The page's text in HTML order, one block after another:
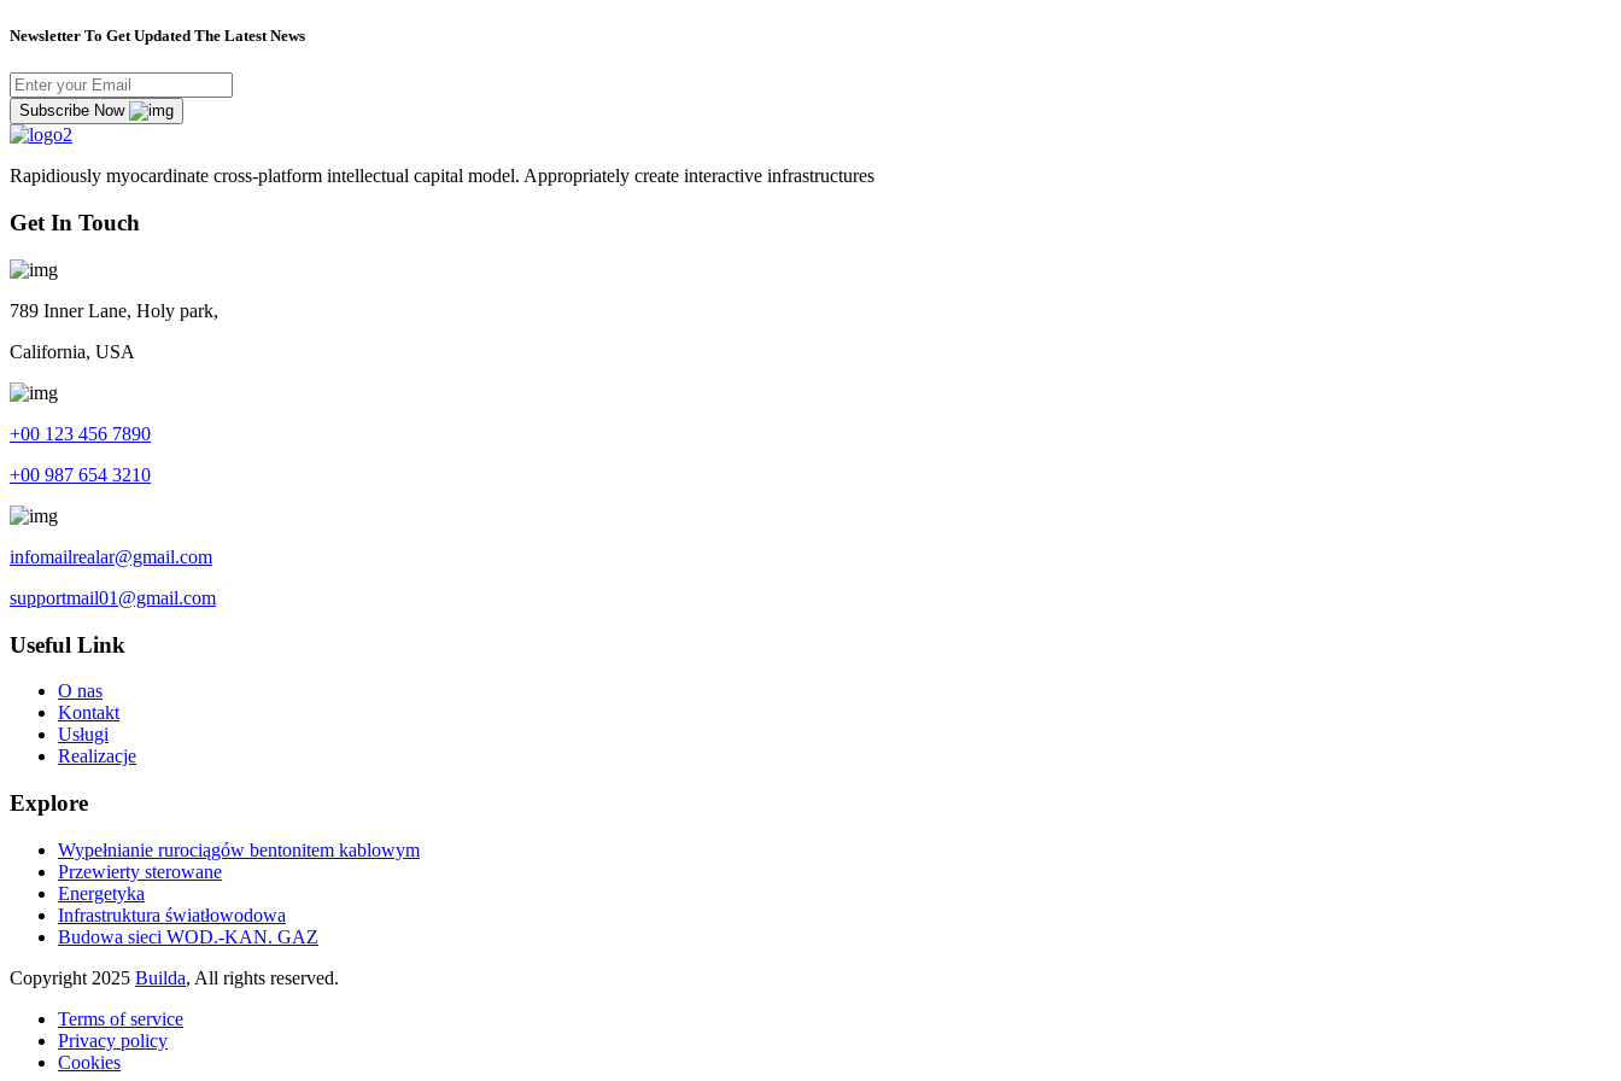
Newsletter To Get Updated The Latest News
Subscribe Now
Rapidiously myocardinate cross-platform intellectual capital model. Appropriately create interactive infrastructures
Get In Touch
789 Inner Lane, Holy park,
California, USA
+00 123 456 7890
+00 987 654 3210
infomailrealar@gmail.com
supportmail01@gmail.com
Useful Link
O nas
Kontakt
Usługi
Realizacje
Explore
Wypełnianie rurociągów bentonitem kablowym
Przewierty sterowane
Energetyka
Infrastruktura światłowodowa
Budowa sieci WOD.-KAN. GAZ
Copyright 2025 Builda, All rights reserved.
Terms of service
Privacy policy
Cookies